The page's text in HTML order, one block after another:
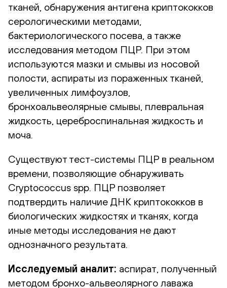
тканей, обнаружения антигена криптококков
серологическими методами,
бактериологического посева, а также
исследования методом ПЦР. При этом
используются мазки и смывы из носовой
полости, аспираты из пораженных тканей,
увеличенных лимфоузлов,
бронхоальвеолярные смывы, плевральная
жидкость, цереброспинальная жидкость и
моча.
Существуют тест-системы ПЦР в реальном
времени, позволяющие обнаруживать
Cryptococcus spp. ПЦР позволяет
подтвердить наличие ДНК криптококков в
биологических жидкостях и тканях, когда
иные методы исследования не дают
однозначного результата.
Исследуемый аналит: аспират, полученный
методом бронхо-альвеолярного лаважа